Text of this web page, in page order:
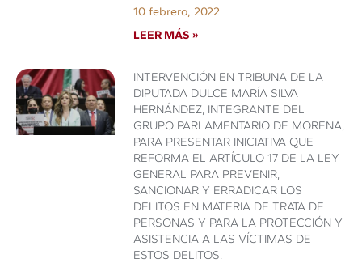
10 febrero, 2022
LEER MÁS »
INTERVENCIÓN EN TRIBUNA DE LA
DIPUTADA DULCE MARÍA SILVA
HERNÁNDEZ, INTEGRANTE DEL
GRUPO PARLAMENTARIO DE MORENA,
PARA PRESENTAR INICIATIVA QUE
REFORMA EL ARTÍCULO 17 DE LA LEY
GENERAL PARA PREVENIR,
SANCIONAR Y ERRADICAR LOS
DELITOS EN MATERIA DE TRATA DE
PERSONAS Y PARA LA PROTECCIÓN Y
ASISTENCIA A LAS VÍCTIMAS DE
ESTOS DELITOS.